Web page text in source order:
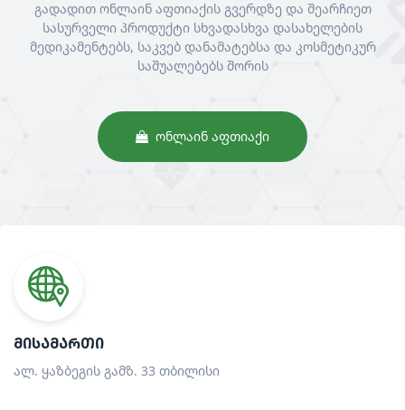
გადადით ონლაინ აფთიაქის გვერდზე და შეარჩიეთ
სასურველი პროდუქტი სხვადასხვა დასახელების
მედიკამენტებს, საკვებ დანამატებსა და კოსმეტიკურ
საშუალებებს შორის
ᲝᲜᲚᲐᲘᲜ ᲐᲤᲗᲘᲐᲥᲘ
ᲛᲘᲡᲐᲛᲐᲠᲗᲘ
ალ. ყაზბეგის გამზ. 33 თბილისი